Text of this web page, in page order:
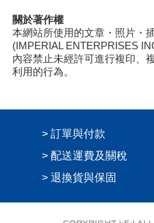
關於著作權
本網站所使用的文章・照片・
(IMPERIAL ENTERPRISES
內容禁止未經許可進行複印、
利用的行為。
> 訂單與付款
> 配送運費及關稅
> 退換貨與保固